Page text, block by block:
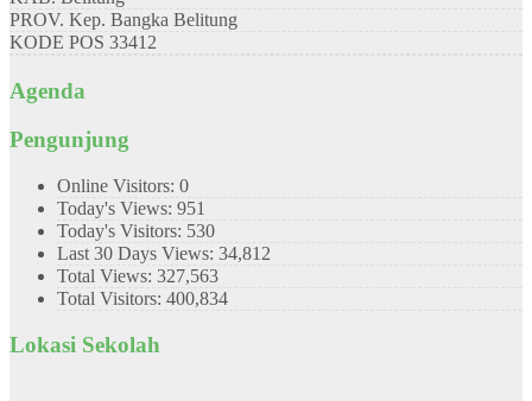
PROV. Kep. Bangka Belitung
KODE POS 33412
Agenda
Pengunjung
Online Visitors: 0
Today's Views: 951
Today's Visitors: 530
Last 30 Days Views: 34,812
Total Views: 327,563
Total Visitors: 400,834
Lokasi Sekolah